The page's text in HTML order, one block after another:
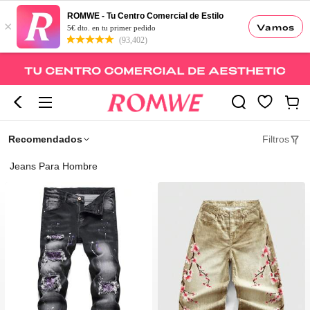
Vamos
×
ROMWE - Tu Centro Comercial de Estilo
5€ dto. en tu primer pedido
(93,402)
Recomendados Filtros
Jeans Para Hombre